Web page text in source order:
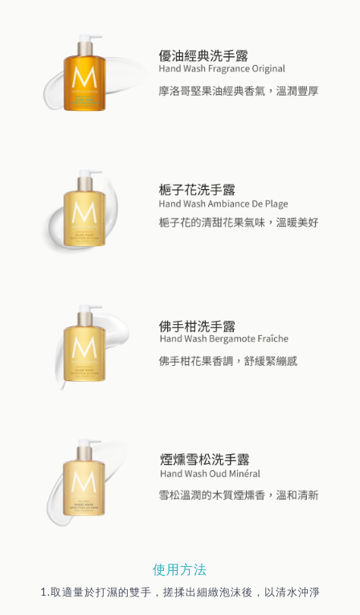
使用方法
1.取適量於打濕的雙手，搓揉出細緻泡沫後，以清水沖淨